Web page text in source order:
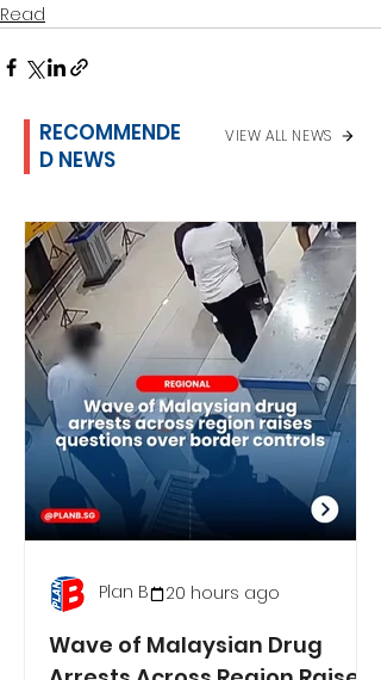
Read
RECOMMENDE
D NEWS
VIEW ALL NEWS
Wave of Malaysian Drug
Plan B 20 hours ago